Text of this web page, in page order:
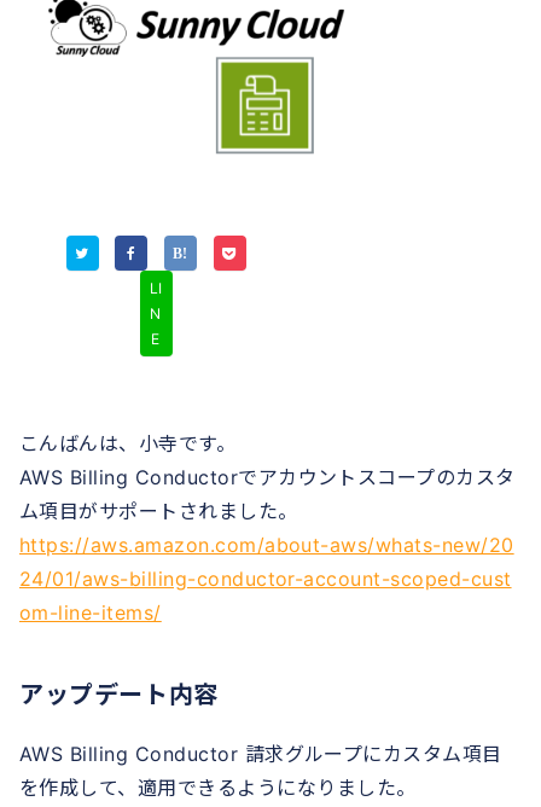
LI
N
E
こんばんは、小寺です。
AWS Billing Conductorでアカウントスコープのカスタ
ム項目がサポートされました。
https://aws.amazon.com/about-aws/whats-new/20
24/01/aws-billing-conductor-account-scoped-cust
om-line-items/
アップデート内容
AWS Billing Conductor 請求グループにカスタム項目
を作成して、適用できるようになりました。